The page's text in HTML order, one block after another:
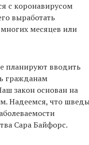
с коронавирусом
выработать
месяцев или
планируют вводить
гражданам
закон основан на
Надеемся, что
Сара Байфорс.